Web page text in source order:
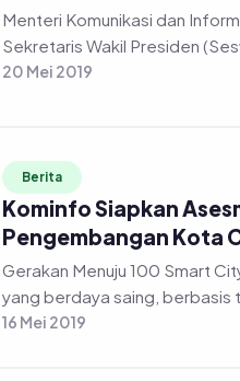
Menteri Komunikasi dan
Sekretaris Wakil Presiden
20 Mei 2019
Berita
Kominfo Siapkan
Pengembangan Kota
Gerakan Menuju 100 Smart City dimulai tahun 2017 menargetkan pembangunan smart city atau kota
yang berdaya saing, berbasis
16 Mei 2019